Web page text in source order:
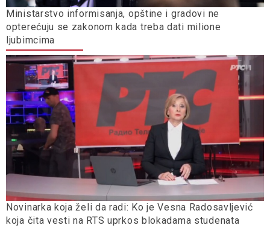
Ministarstvo informisanja, opštine i gradovi ne
opterećuju se zakonom kada treba dati milione
ljubimcima
Novinarka koja želi da radi: Ko je Vesna Radosavljević
koja čita vesti na RTS uprkos blokadama studenata